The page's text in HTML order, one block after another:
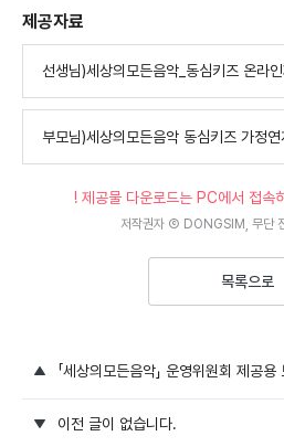
제공자료
선생님)세상의모든음악_동심키즈 온라인제
부모님)세상의모든음악 동심키즈 가정
! 제공물 다운로드는 PC에서 접속
저작권자 Ⓒ DONGSIM, 무단
목록으로
「세상의모든음악」 운영위원회 제공
이전 글이 없습니다.